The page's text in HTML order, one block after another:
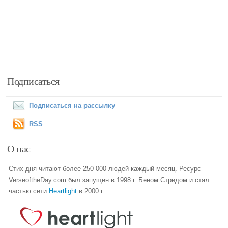
Подписаться
Подписаться на рассылку
RSS
О нас
Стих дня читают более 250 000 людей каждый месяц. Ресурс
VerseoftheDay.com был запущен в 1998 г. Беном Стридом и стал
частью сети Heartlight в 2000 г.